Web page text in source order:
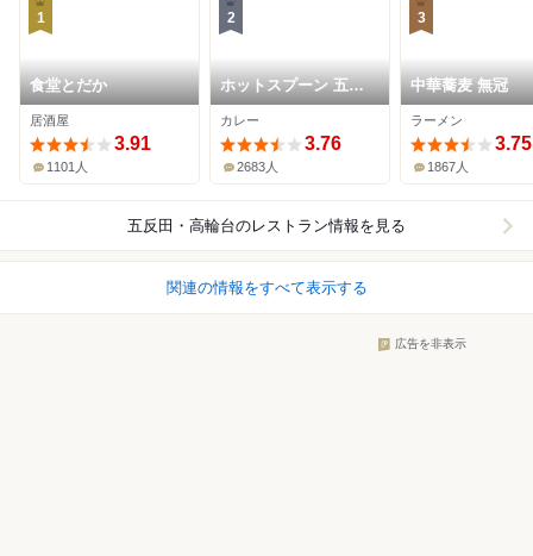
1
食堂とだか
居酒屋
3.91
1101人
2
ホットスプーン 五反
田店
カレー
3.76
2683人
3
中華蕎麦 無冠
ラーメン
3.75
1867人
五反田・高輪台のレストラン情報を見る
関連の情報をすべて表示する
広告を非表示